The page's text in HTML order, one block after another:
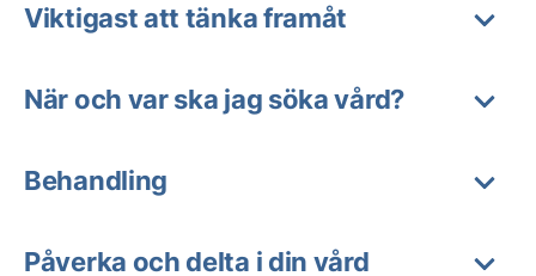
Viktigast att tänka framåt
När och var ska jag söka vård?
Behandling
Påverka och delta i din vård